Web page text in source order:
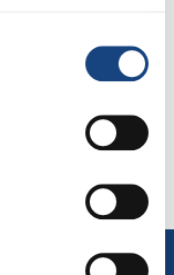
tapahtumasta
varten,
100 euron
Järjestäjien